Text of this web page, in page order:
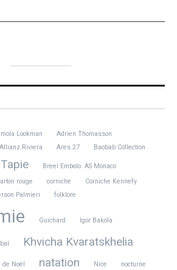
Lookman
Adrien Thomasson
Allianz Riviera Ares 27 Baobab Collection
Breel Embolo. AS Monaco
rouge corniche
Corniche Kennefy
Palmieri folklore
Guichard Igor Bakola
Khvicha Kvaratskhelia
de Noël natation Nice
nocturne